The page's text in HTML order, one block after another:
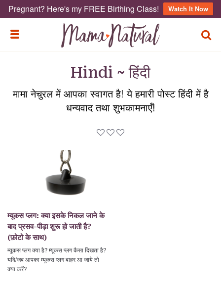
Pregnant? Here's my FREE Birthing Class! Watch It Now
TOGGLE MENU
Hindi ~ हिंदी
मामा नेचुरल में आपका स्वागत है! ये हमारी पोस्ट हिंदी में है
धन्यवाद तथा शुभकामनाएँ!
म्यूकस प्लग: क्या इसके निकल जाने के
बाद प्रसव-पीड़ा शुरू हो जाती है?
(फ़ोटो के साथ)
म्यूकस प्लग क्या है? म्यूकस प्लग कैसा दिखता है?
यदि/जब आपका म्यूकस प्लग बाहर आ जाये तो
क्या करें?